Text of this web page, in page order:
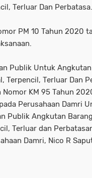
Terluar Dan Perbatasa.
PM 10 Tahun 2020
Publik Untuk
Terpencil, Terluar Dan
KM 95 Tahun
Perusahaan Damri
Publik Angkutan
Terluar dan
Damri, Nico R